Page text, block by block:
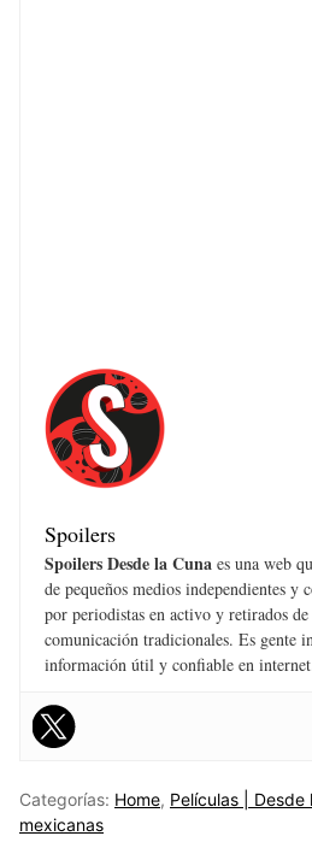
Spoilers
Spoilers Desde la Cuna es una web
de pequeños medios independientes y
por periodistas en activo y retirados
comunicación tradicionales. Es gente
información útil y confiable en
Categorías: Home, Películas | Desde
mexicanas